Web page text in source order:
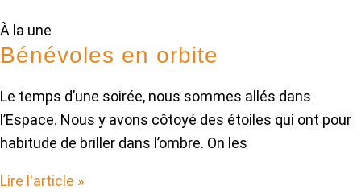
À la une
Bénévoles en orbite
Le temps d’une soirée, nous sommes allés dans
l’Espace. Nous y avons côtoyé des étoiles qui ont pour
habitude de briller dans l’ombre. On les
Lire l'article »